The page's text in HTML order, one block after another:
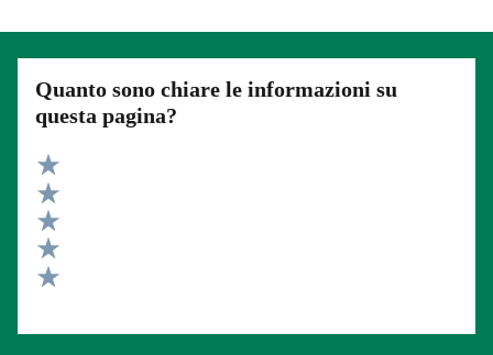
Quanto sono chiare le informazioni su
questa pagina?
Valuta 5 stelle su 5
Valuta 4 stelle su 5
Valuta 3 stelle su 5
Valuta 2 stelle su 5